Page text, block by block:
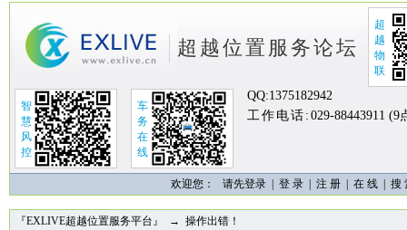
超越位置服务论坛
超
越
物
联
智
慧
风
控
车
务
在
线
QQ:1375182942
工作电话: 029-88443911 (9
欢迎您： 请先登录 | 登 录 注 册 在 线 搜
『EXLIVE超越位置服务平台』 → 操作出错！